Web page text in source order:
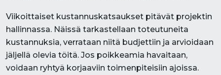
Viikoittaiset kustannuskatsaukset pitävät projektin
hallinnassa. Näissä tarkastellaan toteutuneita
kustannuksia, verrataan niitä budjettiin ja arvioidaan
jäljellä olevia töitä. Jos poikkeamia havaitaan,
voidaan ryhtyä korjaaviin toimenpiteisiin ajoissa.